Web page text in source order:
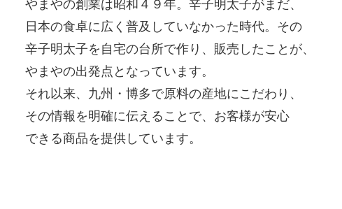
やまやの創業は昭和４９年。辛子明太子がまだ、
日本の食卓に広く普及していなかった時代。その
辛子明太子を自宅の台所で作り、販売したことが、
やまやの出発点となっています。
それ以来、九州・博多で原料の産地にこだわり、
その情報を明確に伝えることで、お客様が安心
できる商品を提供しています。